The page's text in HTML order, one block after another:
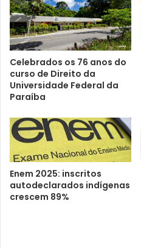
Celebrados os 76 anos do
curso de Direito da
Universidade Federal da
Paraíba
Enem 2025: inscritos
autodeclarados indígenas
crescem 89%